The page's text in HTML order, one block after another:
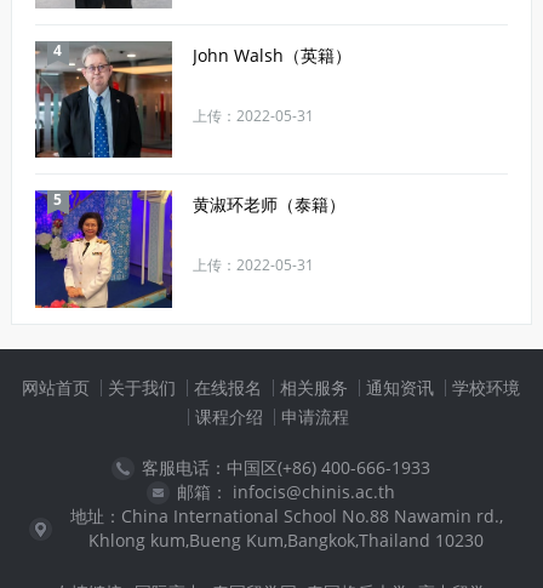
4 John Walsh（英籍）
上传：2022-05-31
5 黄淑环老师（泰籍）
上传：2022-05-31
网站首页 关于我们 在线报名 相关服务 通知资讯
学校环境
课程介绍
申请流程
客服电话：中国区(+86) 400-666-1933
邮箱： infocis@chinis.ac.th
地址：China International School No.88 Nawamin rd.,
Khlong kum,Bueng Kum,Bangkok,Thailand 10230